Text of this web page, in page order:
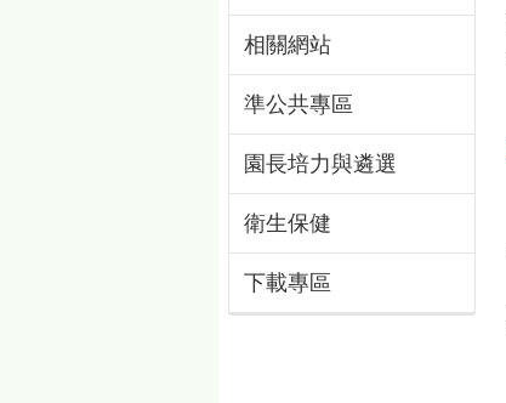
相關網站
準公共專區
園長培力與遴選
衛生保健
下載專區